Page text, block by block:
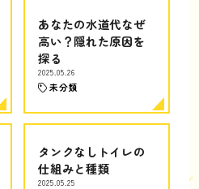
あなたの水道代なぜ
高い？隠れた原因を
探る
2025.05.26
未分類
タンクなしトイレの
仕組みと種類
2025.05.25